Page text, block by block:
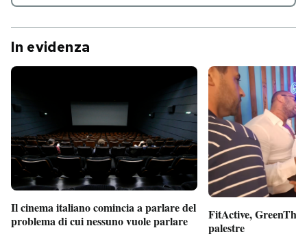
In evidenza
Il cinema italiano comincia a parlare del
problema di cui nessuno vuole parlare
FitActive,
palestre